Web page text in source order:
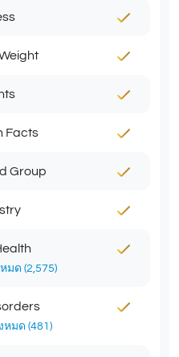
Facts
Group
มด (2,575)
หมด (481)